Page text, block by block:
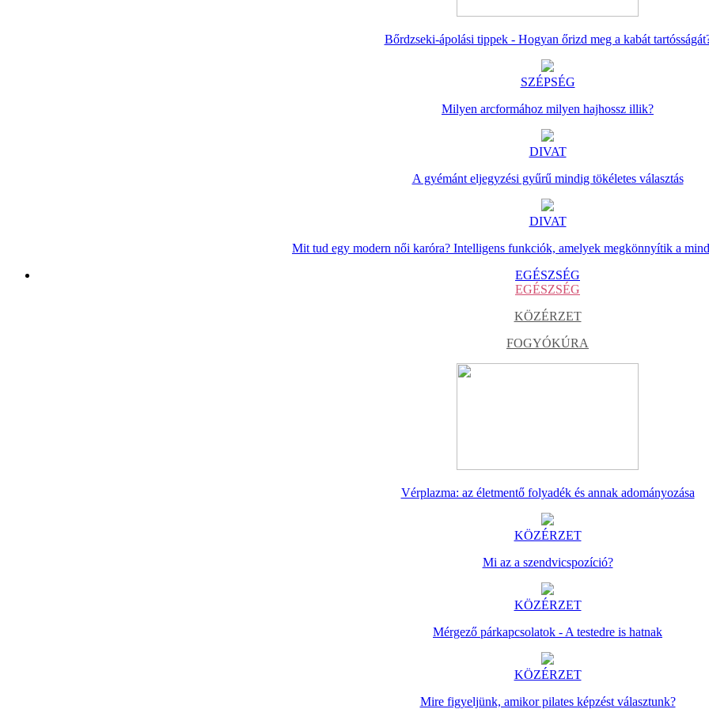
Bőrdzseki-ápolási tippek - Hogyan őrizd meg a kabát
SZÉPSÉG
Milyen arcformához milyen hajhossz illik?
DIVAT
A gyémánt eljegyzési gyűrű mindig tökéletes választás
DIVAT
Mit tud egy modern női karóra? Intelligens funkciók, amelyek megkönnyítik a
EGÉSZSÉG
EGÉSZSÉG
KÖZÉRZET
FOGYÓKÚRA
Vérplazma: az életmentő folyadék és annak adományozása
KÖZÉRZET
Mi az a szendvicspozíció?
KÖZÉRZET
Mérgező párkapcsolatok - A testedre is hatnak
KÖZÉRZET
Mire figyeljünk, amikor pilates képzést választunk?